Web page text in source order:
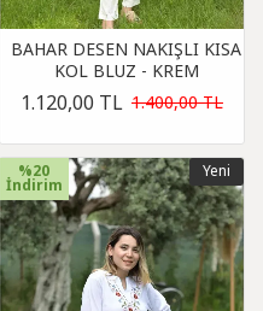
BAHAR DESEN NAKIŞLI KISA
KOL BLUZ - KREM
1.120,00 TL 1.400,00 TL
Yeni
%20
İndirim